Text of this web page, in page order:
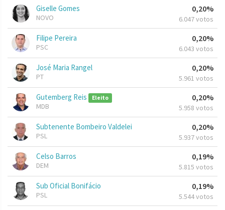
Giselle Gomes
NOVO
0,20%
6.047 votos
Filipe Pereira
PSC
0,20%
6.043 votos
José Maria Rangel
PT
0,20%
5.961 votos
Gutemberg Reis Eleito
MDB
0,20%
5.958 votos
Subtenente Bombeiro Valdelei
PSL
0,20%
5.937 votos
Celso Barros
DEM
0,19%
5.815 votos
Sub Oficial Bonifácio
PSL
0,19%
5.544 votos